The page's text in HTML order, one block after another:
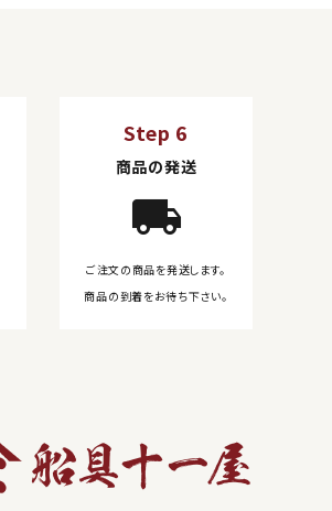
Step 6
商品の発送
local_shipping
ご注文の商品を発送します。
商品の到着をお待ち下さい。